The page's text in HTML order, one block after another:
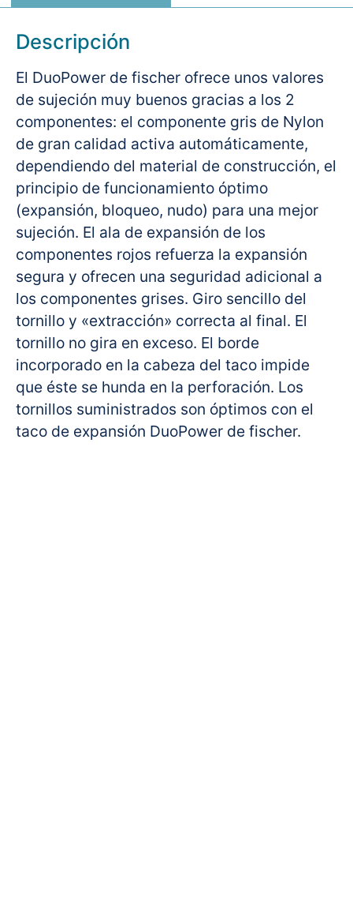
Descripción
El DuoPower de fischer ofrece unos valores
de sujeción muy buenos gracias a los 2
componentes: el componente gris de Nylon
de gran calidad activa automáticamente,
dependiendo del material de construcción, el
principio de funcionamiento óptimo
(expansión, bloqueo, nudo) para una mejor
sujeción. El ala de expansión de los
componentes rojos refuerza la expansión
segura y ofrecen una seguridad adicional a
los componentes grises. Giro sencillo del
tornillo y «extracción» correcta al final. El
tornillo no gira en exceso. El borde
incorporado en la cabeza del taco impide
que éste se hunda en la perforación. Los
tornillos suministrados son óptimos con el
taco de expansión DuoPower de fischer.